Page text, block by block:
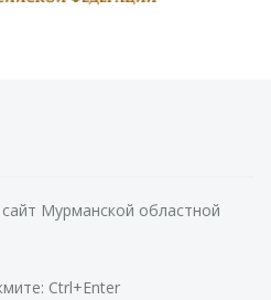
Мурманской областной
Ctrl+Enter